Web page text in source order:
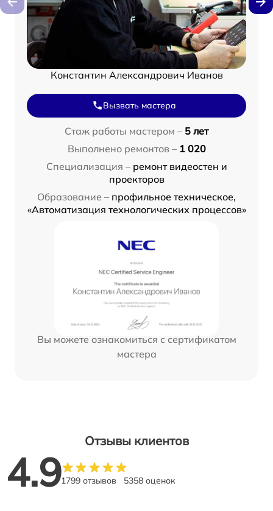
Константин Александрович Иванов
Вызвать мастера
Стаж работы мастером – 5 лет
Выполнено ремонтов – 1 020
Специализация – ремонт видеостен и
проекторов
Образование – профильное техническое,
«Автоматизация технологических процессов»
Вы можете ознакомиться с сертификатом
мастера
Отзывы клиентов
4.91799 отзывов 5358 оценок